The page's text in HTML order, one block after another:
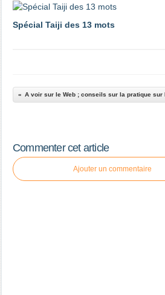
Spécial Taiji des 13 mots
Commenter cet article
Ajouter un commentaire